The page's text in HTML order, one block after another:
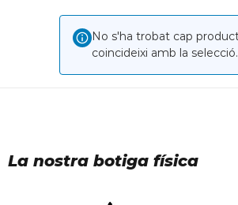
No s'ha trobat cap
coincideixi amb la selecció.
La nostra botiga física